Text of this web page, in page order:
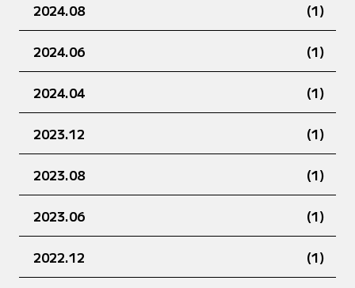
2024.08 (1)
2024.06 (1)
2024.04 (1)
2023.12 (1)
2023.08 (1)
2023.06 (1)
2022.12 (1)